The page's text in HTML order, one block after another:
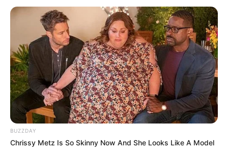
BUZZDAY
Chrissy Metz Is So Skinny Now And She Looks Like A Model